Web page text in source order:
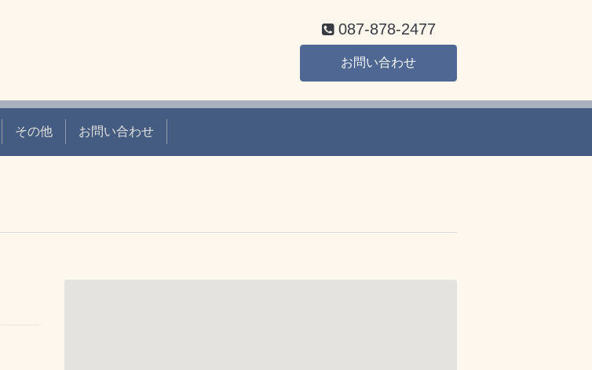
087-878-2477
お問い合わせ
その他 お問い合わせ